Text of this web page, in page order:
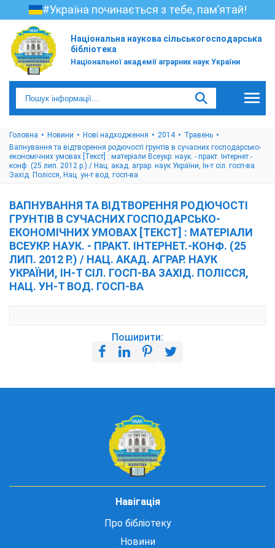
#Україна починається з тебе, пам’ятай!
Національна наукова сільськогосподарська
бібліотека
Національної академії аграрних наук України
Головна Новини Нові надходження 2014
Травень
Вапнування та відтворення родючості грунтів в сучасних господарсько-
економічних умовах [Текст] : матеріали Всеукр. наук. - практ. Інтернет.-
конф. (25 лип. 2012 р.) / Нац. акад. аграр. наук України, Ін-т сіл. госп-ва
Захід. Полісся, Нац. ун-т вод. госп-ва
ВАПНУВАННЯ ТА ВІДТВОРЕННЯ РОДЮЧОСТІ
ГРУНТІВ В СУЧАСНИХ ГОСПОДАРСЬКО-
ЕКОНОМІЧНИХ УМОВАХ [ТЕКСТ] : МАТЕРІАЛИ
ВСЕУКР. НАУК. - ПРАКТ. ІНТЕРНЕТ.-КОНФ. (25
ЛИП. 2012 Р.) / НАЦ. АКАД. АГРАР. НАУК
УКРАЇНИ, ІН-Т СІЛ. ГОСП-ВА ЗАХІД. ПОЛІССЯ,
НАЦ. УН-Т ВОД. ГОСП-ВА
Поширити:
Навігація
Про бібліотеку
Новини